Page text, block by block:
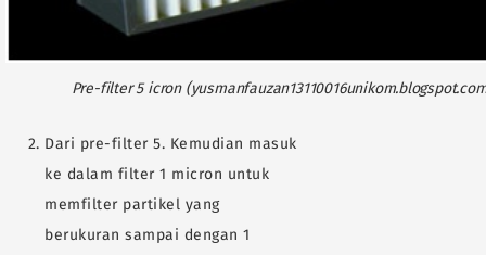
Pre-filter 5 icron
Dari pre-filter 5. Kemudian masuk
ke dalam filter 1 micron untuk
memfilter partikel yang
berukuran sampai dengan 1